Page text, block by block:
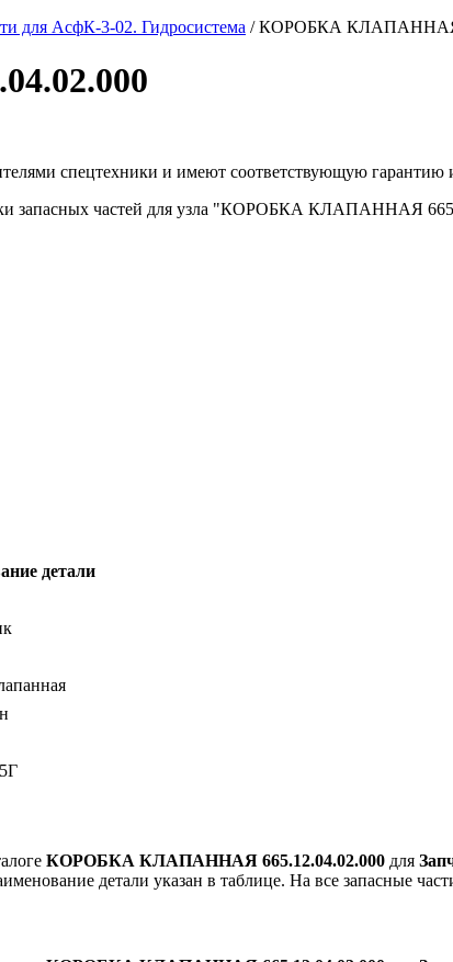
для АсфК-3-02. Гидросистема /КОРОБКА КЛАПАННАЯ
спецтехники и имеют соответствующую гарантию
запасных частей для узла "КОРОБКА КЛАПАННАЯ
детали
КОРОБКА КЛАПАННАЯ 665.12.04.02.000 для
детали указан в таблице. На все запасные